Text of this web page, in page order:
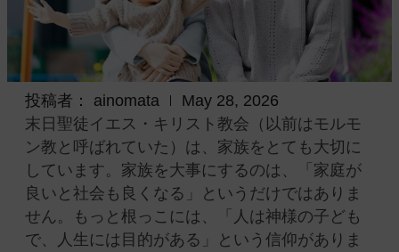
投稿者： ainomata
May 28, 2026
末日聖徒イエス・キリスト教会（以前はモルモ
ン教と呼ばれていた）は、家族をとても大切に
しています。家族を大事にするのは、「家庭が
良いと社会も良くなる」というだけではありま
せん。もっと根っこには、「人は神様の子ども
で、人生には目的がある」という信仰がありま